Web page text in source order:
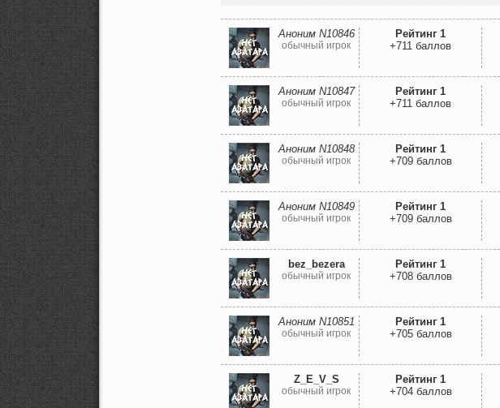
Аноним N10846
обычный игрок
Рейтинг 1
+711 баллов
Аноним N10847
обычный игрок
Рейтинг 1
+711 баллов
Аноним N10848
обычный игрок
Рейтинг 1
+709 баллов
Аноним N10849
обычный игрок
Рейтинг 1
+709 баллов
bez_bezera
обычный игрок
Рейтинг 1
+708 баллов
Аноним N10851
обычный игрок
Рейтинг 1
+705 баллов
Z_E_V_S
обычный игрок
Рейтинг 1
+704 баллов